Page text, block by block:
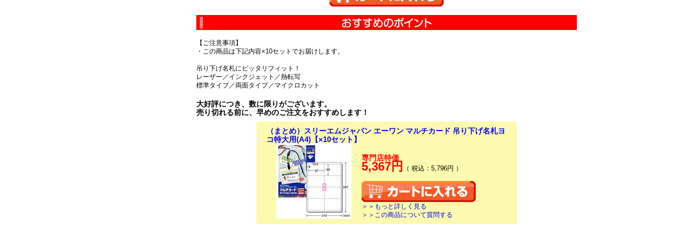
【ご注意事項】
・この商品は下記内容×10セットでお届けします。
吊り下げ名札にピッタリフィット！
レーザー／インクジェット／熱転写
標準タイプ／両面タイプ／マイクロカット
大好評につき、数に限りがございます。
売り切れる前に、早めのご注文をおすすめします！
（まとめ）スリーエムジャパン エーワン マルチカード 吊り下げ名札ヨ
コ特大用(A4)【×10セット】
専門店特価
5,367円 （ 税込：5,796円 ）
＞＞もっと詳しく見る
＞＞この商品について質問する